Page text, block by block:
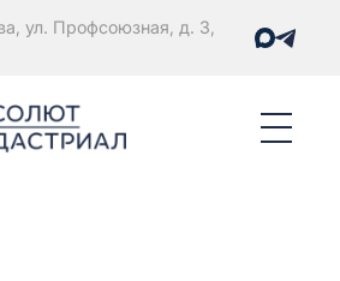
ул. Профсоюзная, д. 3,